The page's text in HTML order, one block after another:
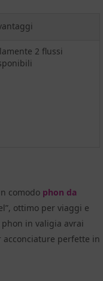
2 flussi
comodo phon da
ottimo per viaggi e
in valigia avrai
acconciature perfette in